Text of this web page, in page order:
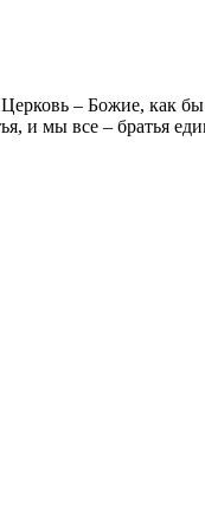
– Божие, как
и мы все – братья